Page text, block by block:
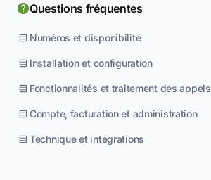
Questions fréquentes
Numéros et disponibilité
Installation et configuration
Fonctionnalités et traitement des appels
Compte, facturation et administration
Technique et intégrations